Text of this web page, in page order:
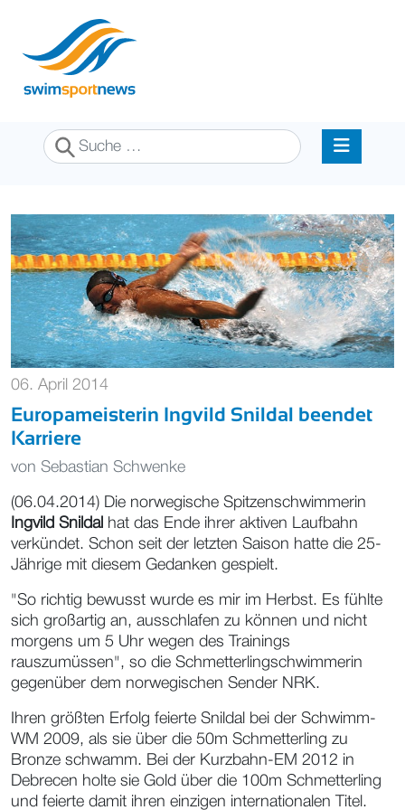
Suchen
06. April 2014
Europameisterin Ingvild Snildal beendet
Karriere
von Sebastian Schwenke
(06.04.2014) Die norwegische Spitzenschwimmerin
Ingvild Snildal hat das Ende ihrer aktiven Laufbahn
verkündet. Schon seit der letzten Saison hatte die 25-
Jährige mit diesem Gedanken gespielt.
"So richtig bewusst wurde es mir im Herbst. Es fühlte
sich großartig an, ausschlafen zu können und nicht
morgens um 5 Uhr wegen des Trainings
rauszumüssen", so die Schmetterlingschwimmerin
gegenüber dem norwegischen Sender NRK.
Ihren größten Erfolg feierte Snildal bei der Schwimm-
WM 2009, als sie über die 50m Schmetterling zu
Bronze schwamm. Bei der Kurzbahn-EM 2012 in
Debrecen holte sie Gold über die 100m Schmetterling
und feierte damit ihren einzigen internationalen Titel.